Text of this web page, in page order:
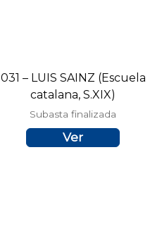
031 – LUIS SAINZ (Escuela
catalana, S.XIX)
Subasta finalizada
Ver